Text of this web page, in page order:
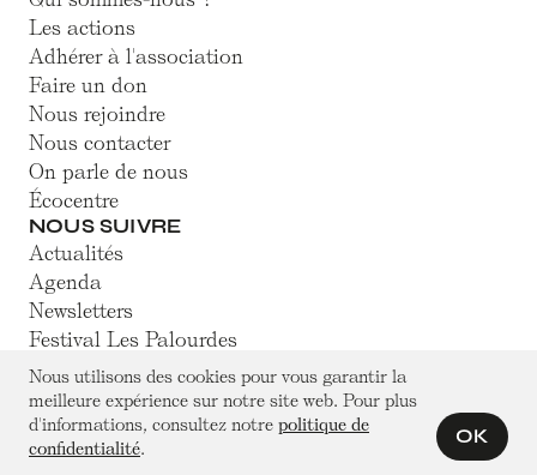
Les actions
Adhérer à l'association
Faire un don
Nous rejoindre
Nous contacter
On parle de nous
Écocentre
NOUS SUIVRE
Actualités
Agenda
Newsletters
Festival Les Palourdes
Facebook
Youtube
Instagram
LinkedIn
Nous utilisons des cookies pour vous garantir la
meilleure expérience sur notre site web. Pour plus
d'informations, consultez notre politique de
confidentialité.
OK